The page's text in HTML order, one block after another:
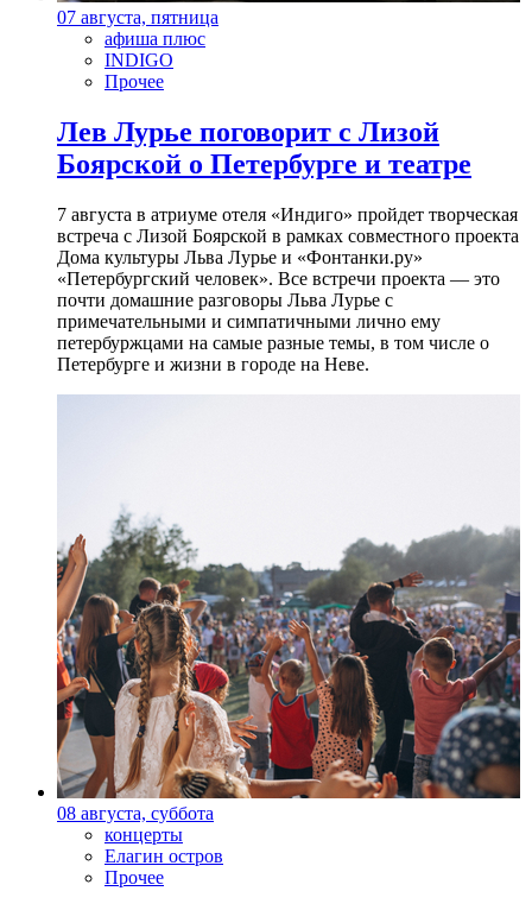
07 августа, пятница
афиша плюс
INDIGO
Прочее
Лев Лурье поговорит с Лизой
Боярской о Петербурге и театре
7 августа в атриуме отеля «Индиго» пройдет творческая
встреча с Лизой Боярской в рамках совместного проекта
Дома культуры Льва Лурье и «Фонтанки.ру»
«Петербургский человек». Все встречи проекта — это
почти домашние разговоры Льва Лурье с
примечательными и симпатичными лично ему
петербуржцами на самые разные темы, в том числе о
Петербурге и жизни в городе на Неве.
08 августа, суббота
концерты
Елагин остров
Прочее